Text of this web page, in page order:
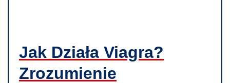
Jak Działa Viagra?
Zrozumienie